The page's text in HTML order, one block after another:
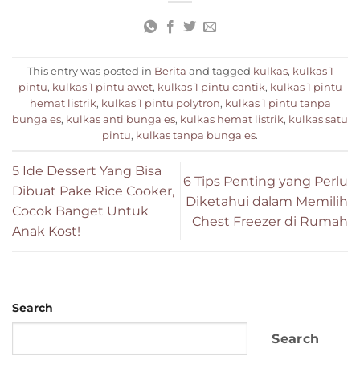
This entry was posted in Berita and tagged kulkas, kulkas 1
pintu, kulkas 1 pintu awet, kulkas 1 pintu cantik, kulkas 1 pintu
hemat listrik, kulkas 1 pintu polytron, kulkas 1 pintu tanpa
bunga es, kulkas anti bunga es, kulkas hemat listrik, kulkas satu
pintu, kulkas tanpa bunga es.
5 Ide Dessert Yang Bisa
Dibuat Pake Rice Cooker,
Cocok Banget Untuk
Anak Kost!
6 Tips Penting yang Perlu
Diketahui dalam Memilih
Chest Freezer di Rumah
Search
Search